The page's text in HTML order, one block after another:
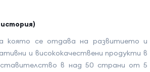
която се отдава на развитието и
и висококачествени продукти в
в над 50 страни от 5